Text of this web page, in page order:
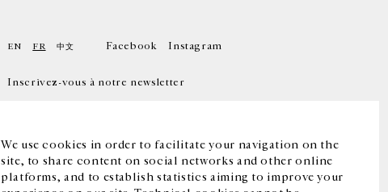
We use cookies in order to facilitate your navigation on the
site, to share content on social networks and other online
platforms, and to establish statistics aiming to improve your
EN FR 中文 Facebook Instagram
Inscrivez-vous à notre newsletter